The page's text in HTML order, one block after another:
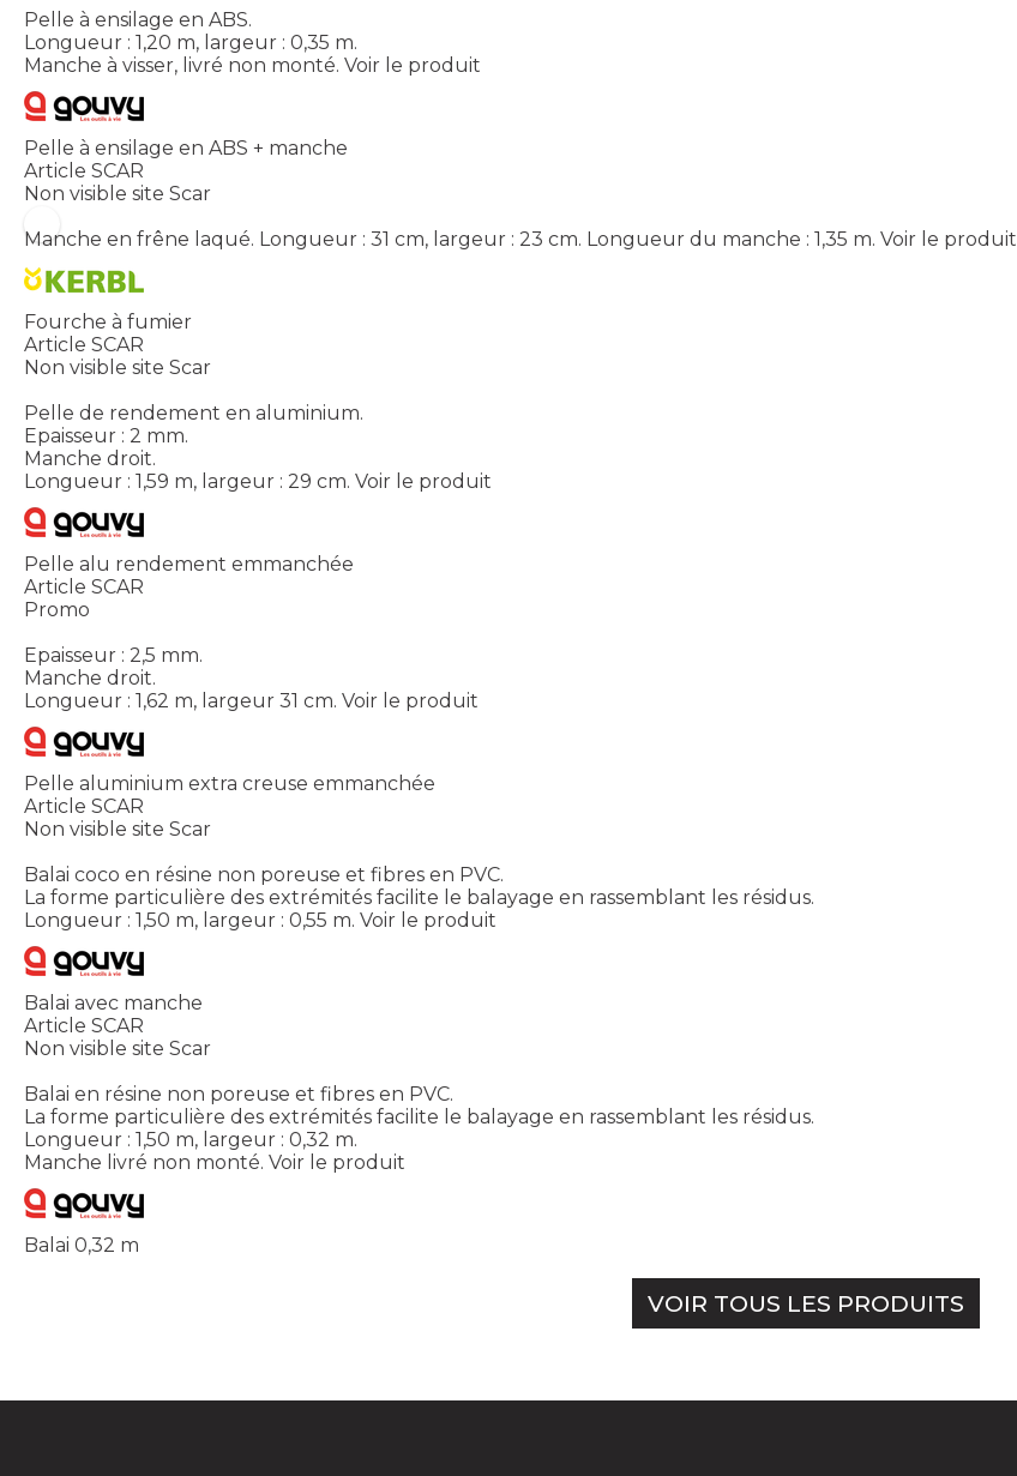
Pelle à ensilage en ABS.
Longueur : 1,20 m, largeur : 0,35 m.
Manche à visser, livré non monté. Voir le produit
Pelle à ensilage en ABS + manche
Article SCAR
Non visible site Scar
Manche en frêne laqué. Longueur : 31 cm, largeur : 23 cm. Longueur du manche : 1,35 m. Voir le produit
Fourche à fumier
Article SCAR
Non visible site Scar
Pelle de rendement en aluminium.
Epaisseur : 2 mm.
Manche droit.
Longueur : 1,59 m, largeur : 29 cm. Voir le produit
Pelle alu rendement emmanchée
Article SCAR
Promo
Epaisseur : 2,5 mm.
Manche droit.
Longueur : 1,62 m, largeur 31 cm. Voir le produit
Pelle aluminium extra creuse emmanchée
Article SCAR
Non visible site Scar
Balai coco en résine non poreuse et fibres en PVC.
La forme particulière des extrémités facilite le balayage en rassemblant les résidus.
Longueur : 1,50 m, largeur : 0,55 m. Voir le produit
Balai avec manche
Article SCAR
Non visible site Scar
Balai en résine non poreuse et fibres en PVC.
La forme particulière des extrémités facilite le balayage en rassemblant les résidus.
Longueur : 1,50 m, largeur : 0,32 m.
Manche livré non monté. Voir le produit
Balai 0,32 m
VOIR TOUS LES PRODUITS